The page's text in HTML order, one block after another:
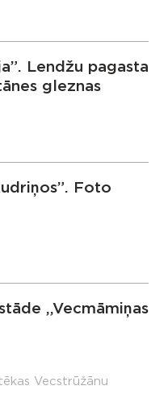
Lendžu pagasta
gleznas
Foto
,,Vecmāmiņas
Vecstrūžānu